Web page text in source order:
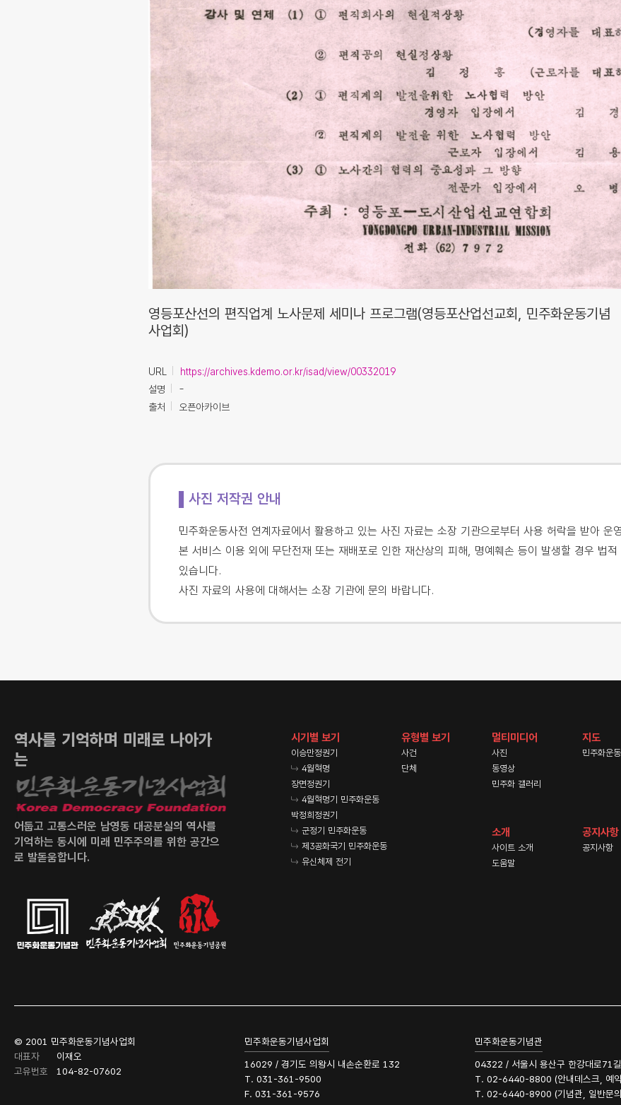
영등포산선의 편직업계 노사문제 세미나 프로그램(영등포산업선교회, 민주화운동기념
사업회)
URL
https://archives.kdemo.or.kr/isad/view/00332019
설명
-
출처
오픈아카이브
▌사진 저작권 안내
민주화운동사전 연계자료에서 활용하고 있는 사진 자료는 소장 기관으로부터 사용 허락을 받아 운
본 서비스 이용 외에 무단전재 또는 재배포로 인한 재산상의 피해, 명예훼손 등이 발생할 경우 법적
있습니다.
사진 자료의 사용에 대해서는 소장 기관에 문의 바랍니다.
역사를 기억하며 미래로 나아가
는
어둡고 고통스러운 남영동 대공분실의 역사를
기억하는 동시에 미래 민주주의를 위한 공간으
로 발돋움합니다.
시기별 보기
이승만정권기
4월혁명
장면정권기
4월혁명기 민주화운동
박정희정권기
군정기 민주화운동
제3공화국기 민주화운동
유신체제 전기
유형별 보기
사건
단체
멀티미디어
사진
동영상
민주화 갤러리
소개
사이트 소개
도움말
지도
민주화운
공지사항
공지사항
© 2001 민주화운동기념사업회
대표자
이재오
고유번호
104-82-07602
민주화운동기념사업회
16029 / 경기도 의왕시 내손순환로 132
T. 031-361-9500
F. 031-361-9576
민주화운동기념관
04322 / 서울시 용산구 한강대로71
T. 02-6440-8800 (안내데스크, 예
T. 02-6440-8900 (기념관, 일반문